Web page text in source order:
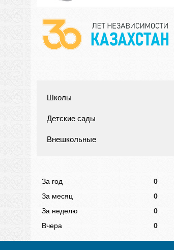
Школы
Детские сады
Внешкольные
За год
0
За месяц
0
За неделю
0
Вчера
0